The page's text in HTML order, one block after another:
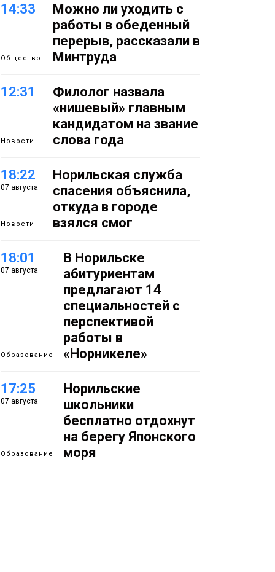
14:33
Общество
Можно ли уходить с
работы в обеденный
перерыв, рассказали в
Минтруда
12:31
Новости
Филолог назвала
«нишевый» главным
кандидатом на звание
слова года
18:22
07 августа
Новости
Норильская служба
спасения объяснила,
откуда в городе
взялся смог
18:01
07 августа
Образование
В Норильске
абитуриентам
предлагают 14
специальностей с
перспективой
работы в
«Норникеле»
17:25
07 августа
Образование
Норильские
школьники
бесплатно отдохнут
на берегу Японского
моря